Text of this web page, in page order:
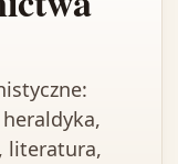
literatura,